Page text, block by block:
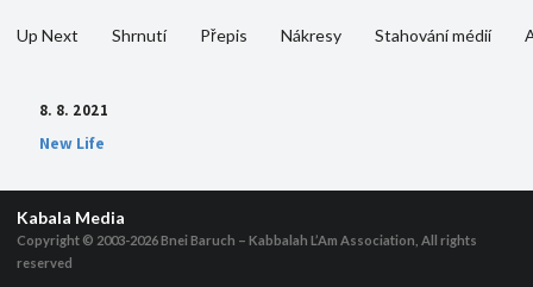
Up Next Shrnutí Přepis Nákresy Stahování médií
8. 8. 2021
New Life
Kabala Media
Copyright © 2003-2026Bnei Baruch – Kabbalah L’Am Association, All rights
reserved